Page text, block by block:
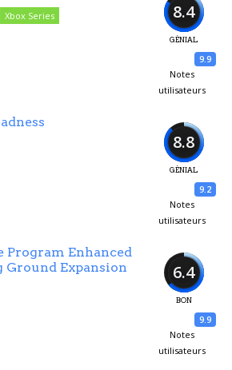
8.4
GÉNIAL
9.9
Notes
utilisateurs
Xbox Series
8.8
GÉNIAL
9.2
Notes
utilisateurs
6.4
BON
9.9
Notes
utilisateurs
Program Enhanced
Expansion